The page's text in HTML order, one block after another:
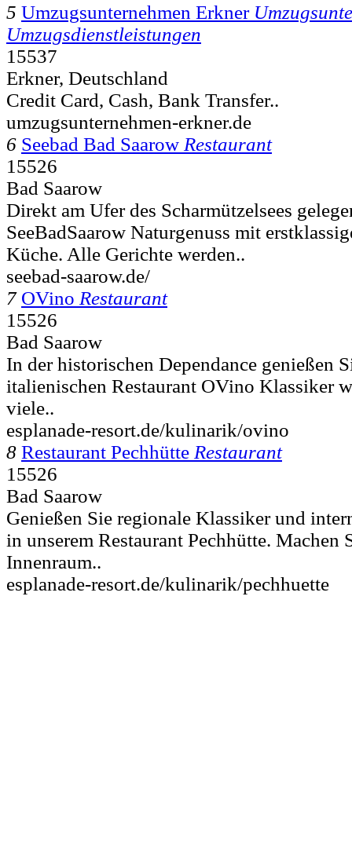
5 Umzugsunternehmen Erkner
Umzugsdienstleistungen
15537
Erkner, Deutschland
Credit Card, Cash, Bank Transfer..
umzugsunternehmen-erkner.de
6 Seebad Bad Saarow Restaurant
15526
Bad Saarow
Direkt am Ufer des Scharmützelsees
SeeBadSaarow Naturgenuss mit
Küche. Alle Gerichte werden..
seebad-saarow.de/
7 OVino Restaurant
15526
Bad Saarow
In der historischen Dependance genießen
italienischen Restaurant OVino Klassiker
viele..
esplanade-resort.de/kulinarik/ovino
8 Restaurant Pechhütte Restaurant
15526
Bad Saarow
Genießen Sie regionale Klassiker und
in unserem Restaurant Pechhütte. Machen
Innenraum..
esplanade-resort.de/kulinarik/pechhuette